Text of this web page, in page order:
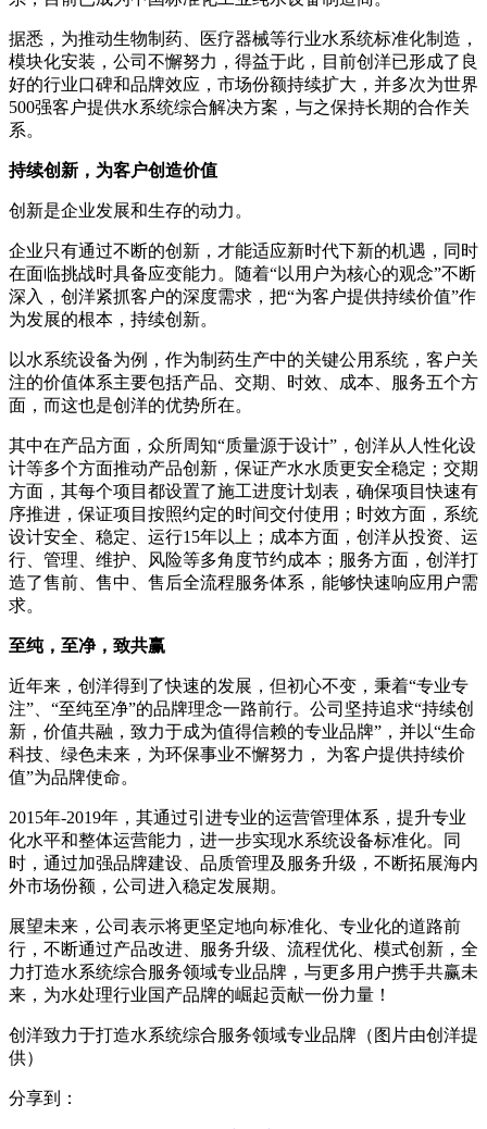
据悉，为推动生物制药、医疗器械等行业水系统标准化制造，
模块化安装，公司不懈努力，得益于此，目前创洋已形成了良
好的行业口碑和品牌效应，市场份额持续扩大，并多次为世界
500强客户提供水系统综合解决方案，与之保持长期的合作关
系。
持续创新，为客户创造价值
创新是企业发展和生存的动力。
企业只有通过不断的创新，才能适应新时代下新的机遇，同时
在面临挑战时具备应变能力。随着“以用户为核心的观念”不断
深入，创洋紧抓客户的深度需求，把“为客户提供持续价值”作
为发展的根本，持续创新。
以水系统设备为例，作为制药生产中的关键公用系统，客户关
注的价值体系主要包括产品、交期、时效、成本、服务五个方
面，而这也是创洋的优势所在。
其中在产品方面，众所周知“质量源于设计”，创洋从人性化设
计等多个方面推动产品创新，保证产水水质更安全稳定；交期
方面，其每个项目都设置了施工进度计划表，确保项目快速有
序推进，保证项目按照约定的时间交付使用；时效方面，系统
设计安全、稳定、运行15年以上；成本方面，创洋从投资、运
行、管理、维护、风险等多角度节约成本；服务方面，创洋打
造了售前、售中、售后全流程服务体系，能够快速响应用户需
求。
至纯，至净，致共赢
近年来，创洋得到了快速的发展，但初心不变，秉着“专业专
注”、“至纯至净”的品牌理念一路前行。公司坚持追求“持续创
新，价值共融，致力于成为值得信赖的专业品牌”，并以“生命
科技、绿色未来，为环保事业不懈努力， 为客户提供持续价
值”为品牌使命。
2015年-2019年，其通过引进专业的运营管理体系，提升专业
化水平和整体运营能力，进一步实现水系统设备标准化。同
时，通过加强品牌建设、品质管理及服务升级，不断拓展海内
外市场份额，公司进入稳定发展期。
展望未来，公司表示将更坚定地向标准化、专业化的道路前
行，不断通过产品改进、服务升级、流程优化、模式创新，全
力打造水系统综合服务领域专业品牌，与更多用户携手共赢未
来，为水处理行业国产品牌的崛起贡献一份力量！
创洋致力于打造水系统综合服务领域专业品牌（图片由创洋提
供）
分享到：